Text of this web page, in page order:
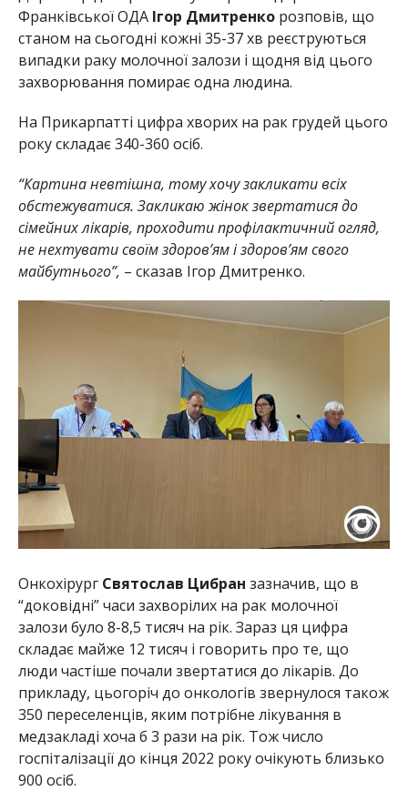
Франківської ОДА Ігор Дмитренкорозповів, що
станом на сьогодні кожні 35-37 хв реєструються
випадки раку молочної залози і щодня від цього
захворювання помирає одна людина.
На Прикарпатті цифра хворих на рак грудей цього
року складає 340-360 осіб.
“Картина невтішна, тому хочу закликати всіх
обстежуватися. Закликаю жінок звертатися до
сімейних лікарів, проходити профілактичний огляд,
не нехтувати своїм здоров’ям і здоров’ям свого
майбутнього”, – сказав Ігор Дмитренко.
Онкохірург Святослав Цибран зазначив, що в
“доковідні” часи захворілих на рак молочної
залози було 8-8,5 тисяч на рік. Зараз ця цифра
складає майже 12 тисяч і говорить про те, що
люди частіше почали звертатися до лікарів. До
прикладу, цьогоріч до онкологів звернулося також
350 переселенців, яким потрібне лікування в
медзакладі хоча б 3 рази на рік. Тож число
госпіталізації до кінця 2022 року очікують близько
900 осіб.